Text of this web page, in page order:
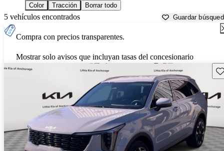
Color
Tracción Borrar todo
5 vehículos encontrados Guardar
Compra con precios transparentes.
Mostrar solo avisos que incluyan tasas del concesionario